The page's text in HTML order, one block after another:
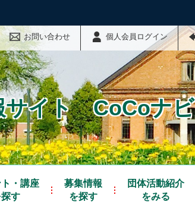
お問い合わせ 個人会員ログイン
サイト CoCoナビ
・講座
す
募集情報
を探す
団体活動紹介
をみる